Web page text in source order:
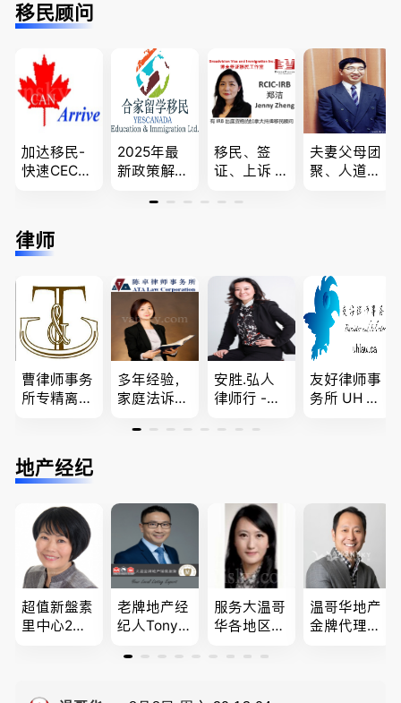
移民顾问
加达移民-
快速CEC&P
民上诉、家
庭团聚，特
商业移民，
名校申请
2025年最
新政策解
牌顾问为您
团聚，投资
移民以及各
类省提名和
技术移民
移民、签
证、上诉 --
责、全程跟
夫妻父母团
聚、人道移
移民签证
、翻译和海
牙认证
律师
曹律师事务
所专精离
经济纠纷，
財產分割，
买卖
多年经验，
家庭法诉
户, 遗产认
语，列治文
陈卓律师事
务所 (ATA L
aw Corpor
ation)
安胜.弘人
律师行 -
最大的华人
律师、多语
种服务、高
效优质、助
您安心乐
业、胜劵稳
操)
友好律师事
务所 UH LA
姻家庭、遗
嘱遗产
地产经纪
超值新盤素
里中心2房1
老牌地产经
纪人Tony L
经验买卖
服务大温哥
华各地区的
地产专业持
温哥华地产
金牌代理经